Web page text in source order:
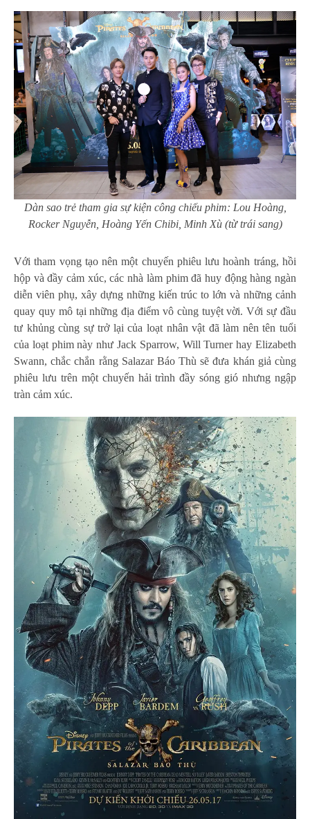
Dàn sao trẻ tham gia sự kiện công chiếu phim: Lou Hoàng,
Rocker Nguyễn, Hoàng Yến Chibi, Minh Xù (từ trái sang)
Với tham vọng tạo nên một chuyến phiêu lưu hoành tráng, hồi
hộp và đầy cảm xúc, các nhà làm phim đã huy động hàng ngàn
diễn viên phụ, xây dựng những kiến trúc to lớn và những cảnh
quay quy mô tại những địa điểm vô cùng tuyệt vời. Với sự đầu
tư khủng cùng sự trở lại của loạt nhân vật đã làm nên tên tuổi
của loạt phim này như Jack Sparrow, Will Turner hay Elizabeth
Swann, chắc chắn rằng Salazar Báo Thù sẽ đưa khán giả cùng
phiêu lưu trên một chuyến hải trình đầy sóng gió nhưng ngập
tràn cảm xúc.